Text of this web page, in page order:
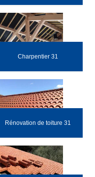
Charpentier 31
Rénovation de toiture 31